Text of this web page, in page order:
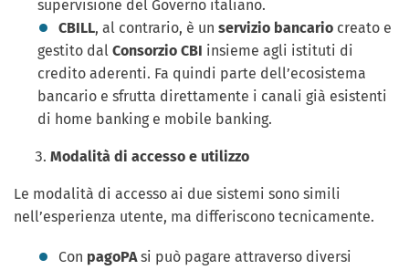
supervisione del Governo italiano.
CBILL, al contrario, è un servizio bancario creato e
gestito dal Consorzio CBI insieme agli istituti di
credito aderenti. Fa quindi parte dell’ecosistema
bancario e sfrutta direttamente i canali già esistenti
di home banking e mobile banking.
Modalità di accesso e utilizzo
Le modalità di accesso ai due sistemi sono simili
nell’esperienza utente, ma differiscono tecnicamente.
Con pagoPAsi può pagare attraverso diversi